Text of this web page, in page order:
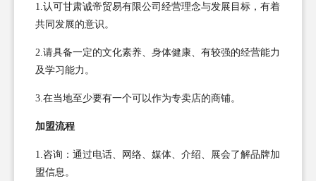
1.认可甘肃诚帝贸易有限公司经营理念与发展目标，有着
共同发展的意识。
2.请具备一定的文化素养、身体健康、有较强的经营能力
及学习能力。
3.在当地至少要有一个可以作为专卖店的商铺。
加盟流程
1.咨询：通过电话、网络、媒体、介绍、展会了解品牌加
盟信息。